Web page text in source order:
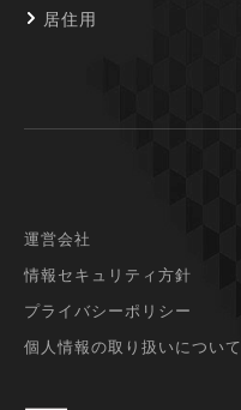
居住用
運営会社
情報セキュリティ方針
プライバシーポリシー
個人情報の取り扱いについて